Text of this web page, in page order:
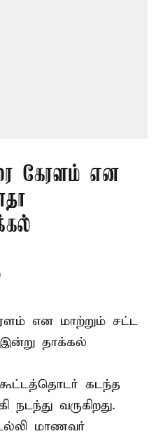
கேரளம் என
என மாற்றும் சட்ட
தாக்கல்
கடந்த
வருகிறது.
மாணவர்